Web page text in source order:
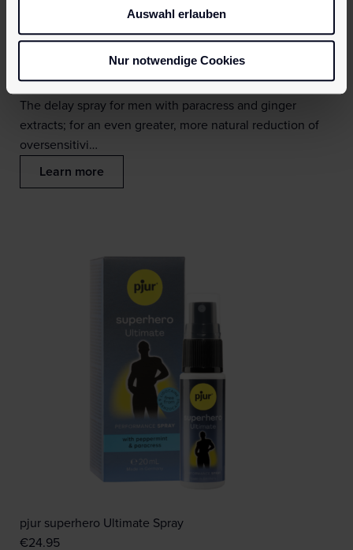
Auswahl erlauben
Nur notwendige Cookies
pjur superhero Strong Spray
€21.95
The delay spray for men with paracress and ginger
extracts; for an even greater, more natural reduction of
oversensitivi…
Learn more
pjur superhero Ultimate Spray
€24.95